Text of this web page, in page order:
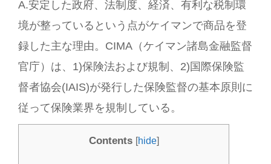
A.安定した政府、法制度、経済、有利な税制環
境が整っているという点がケイマンで商品を登
録した主な理由。CIMA（ケイマン諸島金融監督
官庁）は、1)保険法および規制、2)国際保険監
督者協会(IAIS)が発行した保険監督の基本原則に
従って保険業界を規制している。
Contents [hide]